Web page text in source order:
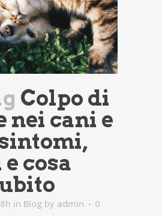
Colpo di
nei cani e
cosa
in Blog by admin
0